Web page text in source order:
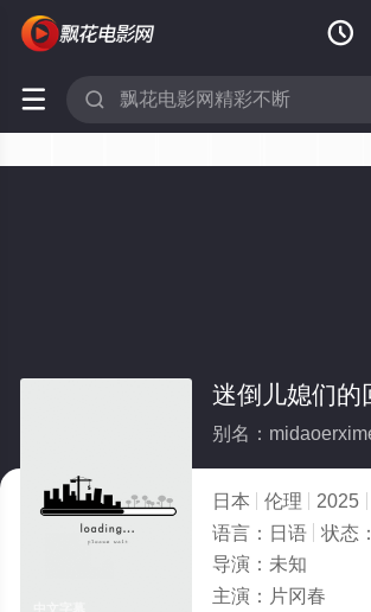

 
日本 伦理 2025
语言： 日语 状态：
导演： 未知
主演： 片冈春